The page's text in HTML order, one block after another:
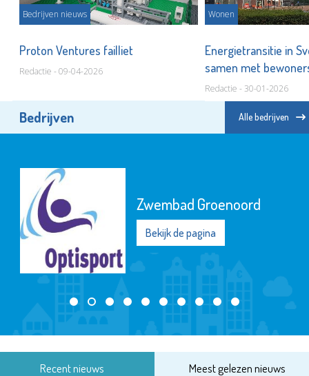
Bedrijven nieuws
Proton Ventures failliet
Redactie - 09-04-2026
Wonen
Energietransitie in
samen met
Redactie - 30-01-2026
Bedrijven Alle bedrijven
Zwembad Groenoord
Bekijk de pagina
Recent nieuws Meest gelezen nieuws